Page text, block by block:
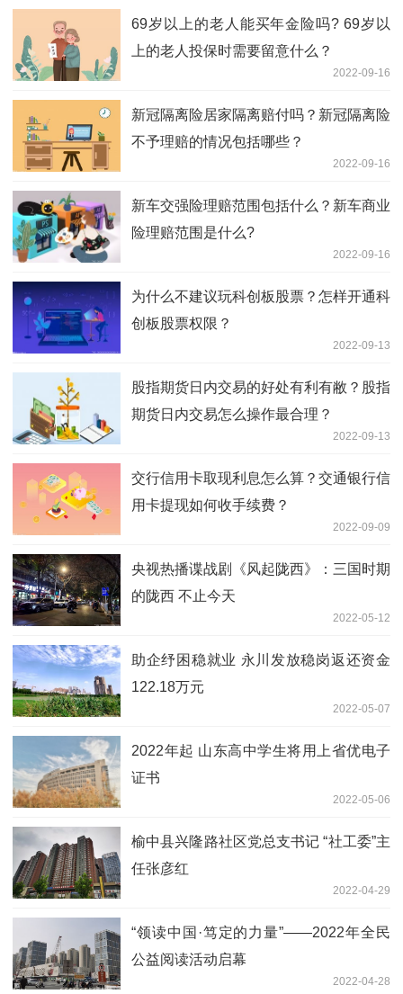
69岁以上的老人能买年金险吗? 69岁以
上的老人投保时需要留意什么？
2022-09-16
新冠隔离险居家隔离赔付吗？新冠隔离险
不予理赔的情况包括哪些？
2022-09-16
新车交强险理赔范围包括什么？新车商业
险理赔范围是什么?
2022-09-16
为什么不建议玩科创板股票？怎样开通科
创板股票权限？
2022-09-13
股指期货日内交易的好处有利有敝？股指
期货日内交易怎么操作最合理？
2022-09-13
交行信用卡取现利息怎么算？交通银行信
用卡提现如何收手续费？
2022-09-09
央视热播谍战剧《风起陇西》：三国时期
的陇西 不止今天
2022-05-12
助企纾困稳就业 永川发放稳岗返还资金
122.18万元
2022-05-07
2022年起 山东高中学生将用上省优电子
证书
2022-05-06
榆中县兴隆路社区党总支书记 “社工委”主
任张彦红
2022-04-29
“领读中国·笃定的力量”——2022年全民
公益阅读活动启幕
2022-04-28